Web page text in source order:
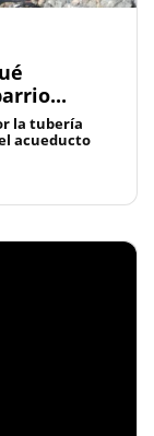
la tubería
acueducto